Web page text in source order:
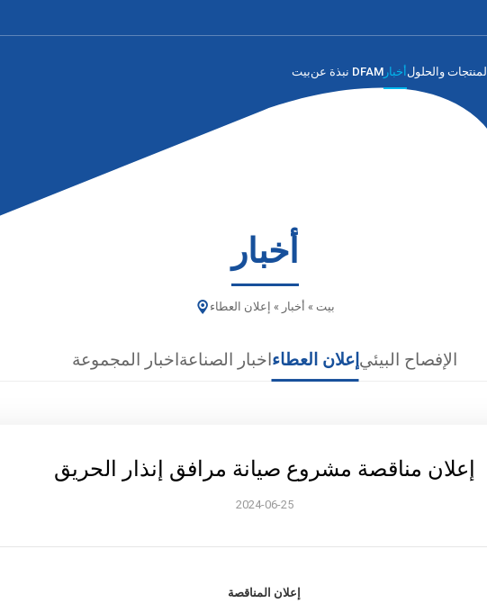
بيت نبذة عن DFAM أخبار المنتجات والحلول
أخبار
بيت » أخبار » إعلان العطاء
اخبار المجموعةاخبار الصناعةإعلان العطاء الإفصاح البيئي
إعلان مناقصة مشروع صيانة مرافق إنذار الحريق
2024-06-25
إعلان المناقصة